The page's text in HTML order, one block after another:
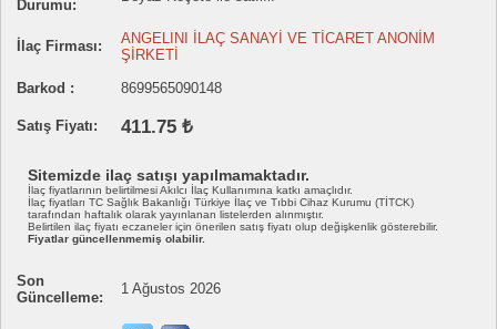
Durumu:
İlaç Firması:
ANGELINI İLAÇ SANAYİ VE TİCARET ANONİM
ŞİRKETİ
Barkod :
8699565090148
Satış Fiyatı: 411.75 ₺
Sitemizde ilaç satışı yapılmamaktadır.
İlaç fiyatlarının belirtilmesi Akılcı İlaç Kullanımına katkı amaçlıdır.
İlaç fiyatları TC Sağlık Bakanlığı Türkiye İlaç ve Tıbbi Cihaz Kurumu (TİTCK)
tarafından haftalık olarak yayınlanan listelerden alınmıştır.
Belirtilen ilaç fiyatı eczaneler için önerilen satış fiyatı olup değişkenlik gösterebilir.
Fiyatlar güncellenmemiş olabilir.
Son
Güncelleme:
1 Ağustos 2026